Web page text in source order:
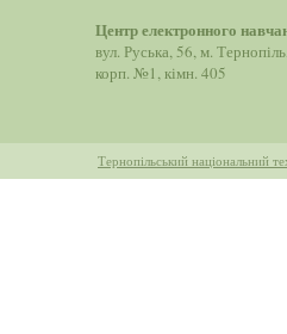
Центр електронного
вул. Руська, 56, м.
корп. №1, кімн. 405
Тернопільський національний